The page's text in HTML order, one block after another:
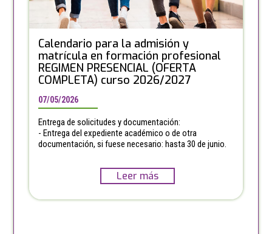
Calendario para la admisión y
matrícula en formación profesional
REGIMEN PRESENCIAL (OFERTA
COMPLETA) curso 2026/2027
07/05/2026
Entrega de solicitudes y documentación:
- Entrega del expediente académico o de otra
documentación, si fuese necesario: hasta 30 de junio.
Leer más